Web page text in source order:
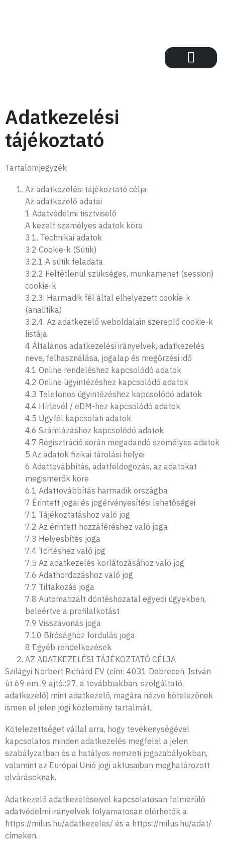
Adatkezelési
tájékoztató
Tartalomjegyzék
Az adatkezelési tájékoztató célja
Az adatkezelő adatai
1 Adatvédelmi tisztviselő
A kezelt személyes adatok köre
3.1. Technikai adatok
3.2 Cookie-k (Sütik)
3.2.1 A sütik feladata
3.2.2 Feltétlenül szükséges, munkamenet (session)
cookie-k
3.2.3. Harmadik fél által elhelyezett cookie-k
(analitika)
3.2.4. Az adatkezelő weboldalain szereplő cookie-k
listája
4 Általános adatkezelési irányelvek, adatkezelés
neve, felhasználása, jogalap és megőrzési idő
4.1 Online rendeléshez kapcsolódó adatok
4.2 Online ügyintézéshez kapcsolódó adatok
4.3 Telefonos ügyintézéshez kapcsolódó adatok
4.4 Hírlevél / eDM-hez kapcsolódó adatok
4.5 Ügyfél kapcsolati adatok
4.6 Számlázáshoz kapcsolódó adatok
4.7 Regisztráció során megadandó személyes adatok
5 Az adatok fizikai tárolási helyei
6 Adattovábbítás, adatfeldogozás, az adatokat
megismerők köre
6.1 Adattovábbítás harmadik országba
7 Érintett jogai és jogérvényesítési lehetőségei
7.1 Tájékoztatáshoz való jog
7.2 Az érintett hozzáféréshez való joga
7.3 Helyesbítés joga
7.4 Törléshez való jog
7.5 Az adatkezelés korlátozásához való jog
7.6 Adathordozáshoz való jog
7.7 Tiltakozás joga
7.8 Automatizált döntéshozatal egyedi ügyekben,
beleértve a profilalkotást
7.9 Visszavonás joga
7.10 Bírósághoz fordulás joga
8 Egyéb rendelkezések
AZ ADATKEZELÉSI TÁJÉKOZTATÓ CÉLJA
Szilágyi Norbert Richárd EV (cím: 4031 Debrecen, István
út 69 em.:9 ajtó.:27, a továbbiakban, szolgáltató,
adatkezelő) mint adatkezelő, magára nézve kötelezőnek
ismeri el jelen jogi közlemény tartalmát.
Kötelezettséget vállal arra, hogy tevékenységével
kapcsolatos minden adatkezelés megfelel a jelen
szabályzatban és a hatályos nemzeti jogszabályokban,
valamint az Európai Unió jogi aktusaiban meghatározott
elvárásoknak.
Adatkezelő adatkezeléseivel kapcsolatosan felmerülő
adatvédelmi irányelvek folyamatosan elérhetők a
https://milus.hu/adatkezeles/ és a https://milus.hu/adat/
címeken.